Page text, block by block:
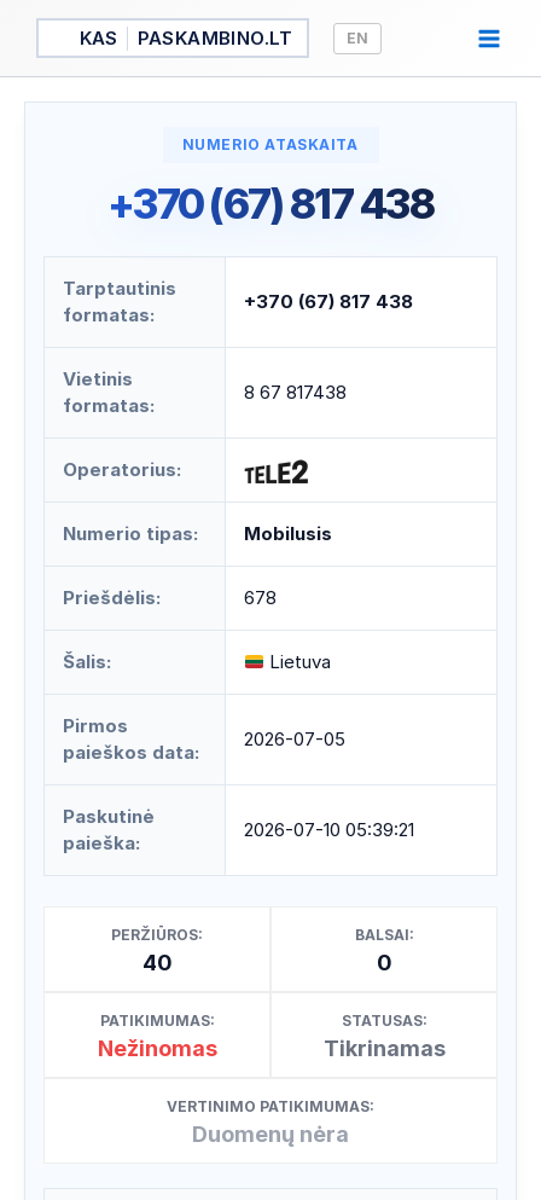
Pereiti
turinio
KAS PASKAMBINO.LT EN
NUMERIO ATASKAITA
+370 (67) 817 438
Tarptautinis
formatas:
+370 (67) 817 438
Vietinis
formatas:
8 67 817438
Operatorius:
Numerio tipas: Mobilusis
Priešdėlis: 678
Šalis: Lietuva
Pirmos
paieškos data:
2026-07-05
Paskutinė
paieška:
2026-07-10 05:39:21
PERŽIŪROS:
40
BALSAI:
0
PATIKIMUMAS:
Nežinomas
STATUSAS:
Tikrinamas
VERTINIMO PATIKIMUMAS:
Duomenų nėra